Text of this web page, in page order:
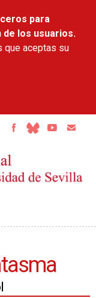
para
de los usuarios.
que aceptas su